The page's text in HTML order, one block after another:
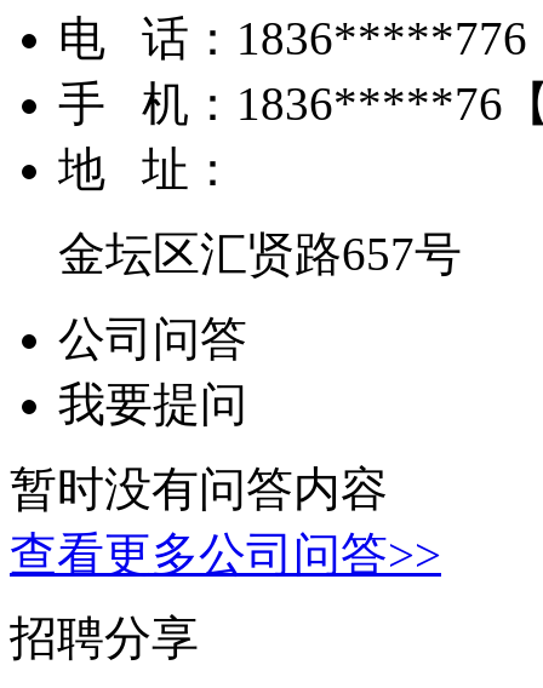
电 话： 1836*****776
手 机： 1836*****76
地 址：
金坛区汇贤路657号
公司问答
我要提问
暂时没有问答内容
查看更多公司问答>>
招聘分享